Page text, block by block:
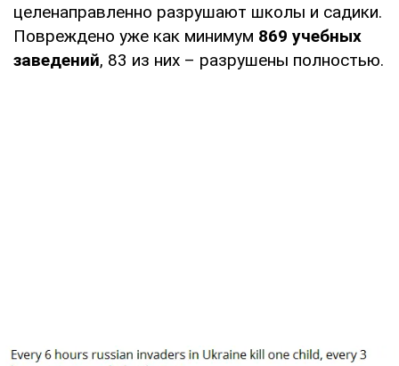
целенаправленно разрушают школы и садики.
Повреждено уже как минимум 869 учебных
заведений, 83 из них – разрушены полностью.